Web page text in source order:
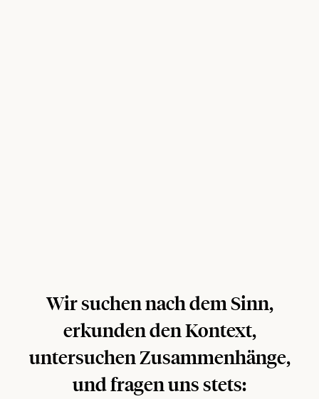
Wir suchen nach dem Sinn,
erkunden den Kontext,
untersuchen Zusammenhänge,
und fragen uns stets: